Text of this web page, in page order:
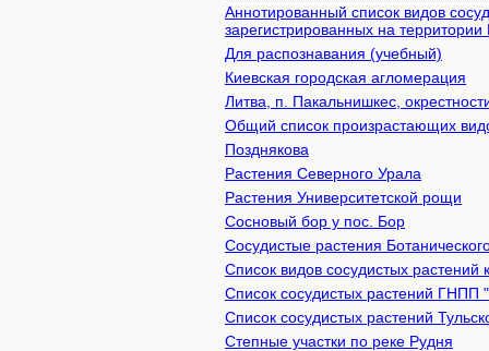
Аннотированный список видов
зарегистрированных на
Для распознавания (учебный)
Киевcкая городская агломерация
Литва, п. Пакальнишкес,
Общий список произрастающих
Позднякова
Растения Северного Урала
Растения Университетской рощи
Сосновый бор у пос. Бор
Сосудистые растения
Список видов сосудистых
Список сосудистых растений ГНПП
Список сосудистых растений
Степные участки по реке Рудня